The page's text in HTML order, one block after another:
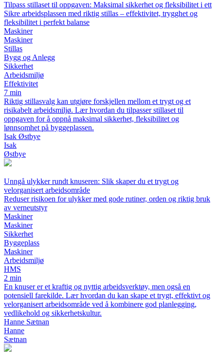
Tilpass stillaset til oppgaven: Maksimal sikkerhet og fleksibilitet i ett
Sikre arbeidsplassen med riktig stillas – effektivitet, trygghet og
fleksibilitet i perfekt balanse
Maskiner
Maskiner
Stillas
Bygg og Anlegg
Sikkerhet
Arbeidsmiljø
Effektivitet
7 min
Riktig stillasvalg kan utgjøre forskjellen mellom et trygt og et
risikabelt arbeidsmiljø. Lær hvordan du tilpasser stillaset til
oppgaven for å oppnå maksimal sikkerhet, fleksibilitet og
lønnsomhet på byggeplassen.
Isak Østbye
Isak
Østbye
Unngå ulykker rundt knuseren: Slik skaper du et trygt og
velorganisert arbeidsområde
Reduser risikoen for ulykker med gode rutiner, orden og riktig bruk
av verneutstyr
Maskiner
Maskiner
Sikkerhet
Byggeplass
Maskiner
Arbeidsmiljø
HMS
2 min
En knuser er et kraftig og nyttig arbeidsverktøy, men også en
potensiell farekilde. Lær hvordan du kan skape et trygt, effektivt og
velorganisert arbeidsområde ved å kombinere god planlegging,
vedlikehold og sikkerhetskultur.
Hanne Sætnan
Hanne
Sætnan